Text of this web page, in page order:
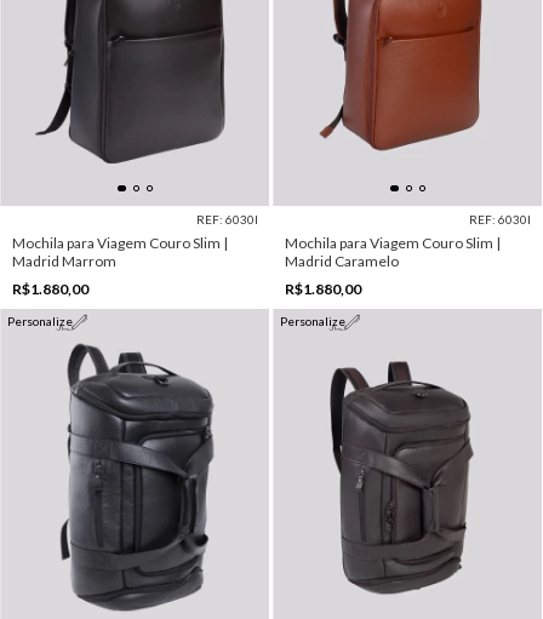
REF: 6030I
Mochila para Viagem Couro Slim |
Madrid Marrom
R$1.880,00
REF: 6030I
Mochila para Viagem Couro Slim |
Madrid Caramelo
R$1.880,00
Personalize Personalize